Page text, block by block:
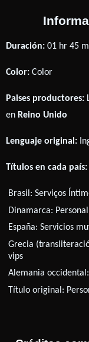
Duración: 01 hr 45
Color: Color
Paises productores:
en Reino Unido
Lenguaje original:
Títulos en cada país:
Brasil:Serviços
Dinamarca:
España:Servicios
Grecia
vips
Alemania occidental:
Título original: